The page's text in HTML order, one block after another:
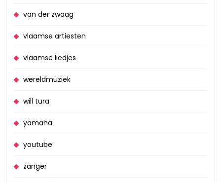
van der zwaag
vlaamse artiesten
vlaamse liedjes
wereldmuziek
will tura
yamaha
youtube
zanger